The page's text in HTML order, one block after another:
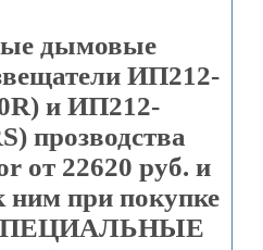
дымовые
ИП212-
и ИП212-
прозводства
от 22620 руб. и
ним при покупке